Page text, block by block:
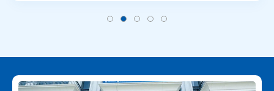
để nắm bắt cơ hội này, bạn cần hiểu rõ cả cơ hội và